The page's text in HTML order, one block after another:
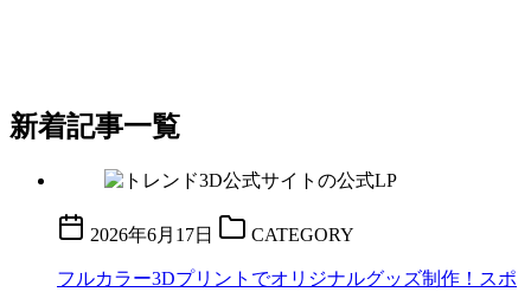
新着記事一覧
2026年6月17日 CATEGORY
フルカラー3Dプリントでオリジナルグッズ制作！スポ